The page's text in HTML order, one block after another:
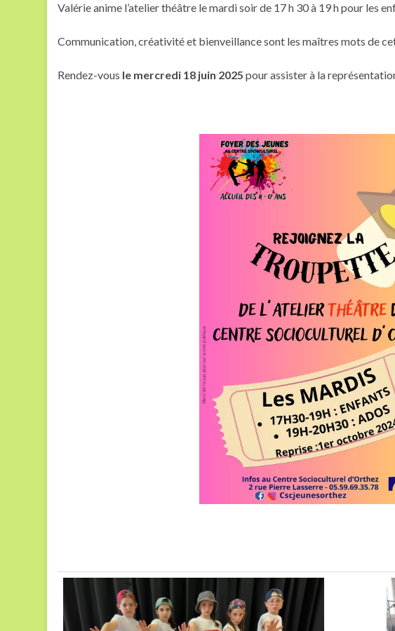
Valérie anime l’atelier théâtre le mardi soir de 17 h 30 à 19 h pour les
Communication, créativité et bienveillance sont les maîtres mots de
Rendez-vous le mercredi 18 juin 2025 pour assister à la